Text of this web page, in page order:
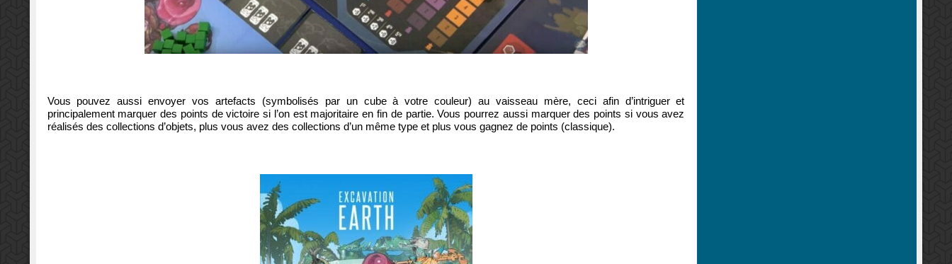
Vous pouvez aussi envoyer vos artefacts (symbolisés par un cube à votre couleur) au vaisseau mère, ceci afin d’intriguer et
principalement marquer des points de victoire si l’on est majoritaire en fin de partie. Vous pourrez aussi marquer des points si vous avez
réalisés des collections d’objets, plus vous avez des collections d’un même type et plus vous gagnez de points (classique).